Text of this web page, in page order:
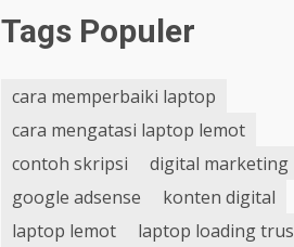
Tags Populer
cara memperbaiki laptop
cara mengatasi laptop lemot
contoh skripsi
digital marketing
google adsense
konten digital
laptop lemot
laptop loading trus